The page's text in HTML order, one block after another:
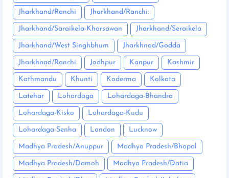
Jharkhand/Ranchi Jharkhand/Ranchi:
Jharkhand/Saraikela-Kharsawan Jharkhand/Seraikela
Jharkhand/West Singhbhum Jharkhnad/Godda
Jharkhnad/Ranchi Jodhpur Kanpur Kashmir
Kathmandu Khunti Koderma Kolkata
Latehar Lohardaga Lohardaga-Bhandra
Lohardaga-Kisko Lohardaga-Kudu
Lohardaga-Senha London Lucknow
Madhya Pradesh/Anuppur Madhya Pradesh/Bhopal
Madhya Pradesh/Damoh Madhya Pradesh/Datia